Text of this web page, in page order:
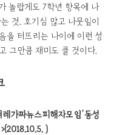
놀랍게도 7학년 항목에 나
것. 호기심 많고 나뭇잎이
을 터뜨리는 나이에 이런 성
그만큼 재미도 클 것이다.
레가짜뉴스피해자모임’동성
)